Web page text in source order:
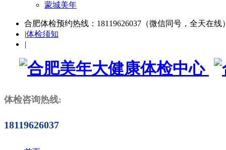
蒙城美年
合肥体检预约热线：18119626037（微信同号，全天在线
|体检须知
|
体检咨询热线:
18119626037